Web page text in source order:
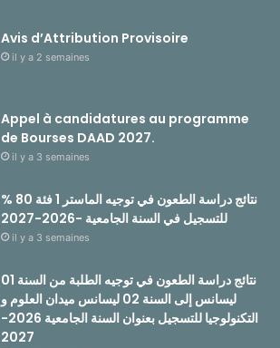
Avis d’Attribution Provisoire
il y a 2 semaines
Appel à candidatures au programme
de Bourses DAAD 2027.
il y a 3 semaines
نتائج دراسة الطعون في توجيه الماستر 1 فئة 80 %
للتسجيل في السنة الجامعية -2026-2027
il y a 3 semaines
نتائج دراسة الطعون في توجيه الطلبة من السنة 01
ليسانس إلى السنة 02 ليسانس ميدان العلوم و
التكنولوجيا للتسجيل بعنوان السنة الجامعية 2026-
2027